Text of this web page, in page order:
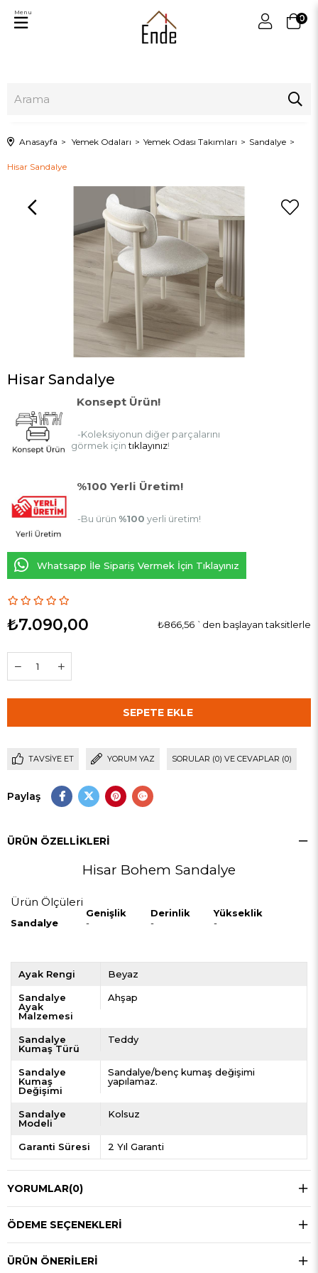
0
Menu
Anasayfa Yemek Odaları Yemek Odası Takımları Sandalye
Hisar Sandalye
Hisar Sandalye
Konsept Ürün!
-Koleksiyonun diğer parçalarını
görmek içintıklayınız!
%100 Yerli Üretim!
-Bu ürün %100 yerli üretim!
Whatsapp İle Sipariş Vermek İçin Tıklayınız
₺7.090,00 ₺866,56 `den başlayan taksitlerle
TAVSIYE ET YORUM YAZ SORULAR (0) VE CEVAPLAR (0)
Paylaş
ÜRÜN ÖZELLIKLERI
Hisar Bohem Sandalye
Ürün Ölçüleri
Genişlik Derinlik
Yükseklik
Sandalye
- - -
Ayak Rengi Beyaz
Sandalye
Ayak
Malzemesi
Ahşap
Sandalye
Kumaş Türü
Teddy
Sandalye
Kumaş
Değişimi
Sandalye/benç kumaş değişimi
yapılamaz.
Sandalye
Modeli
Kolsuz
Garanti Süresi 2 Yıl Garanti
YORUMLAR(0)
ÖDEME SEÇENEKLERI
ÜRÜN ÖNERILERI